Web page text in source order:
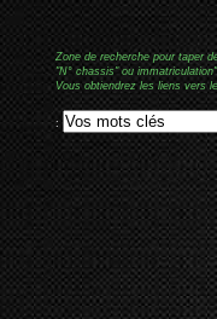
Zone de recherche pour taper
"N° chassis" ou
Vous obtiendrez les liens vers
: